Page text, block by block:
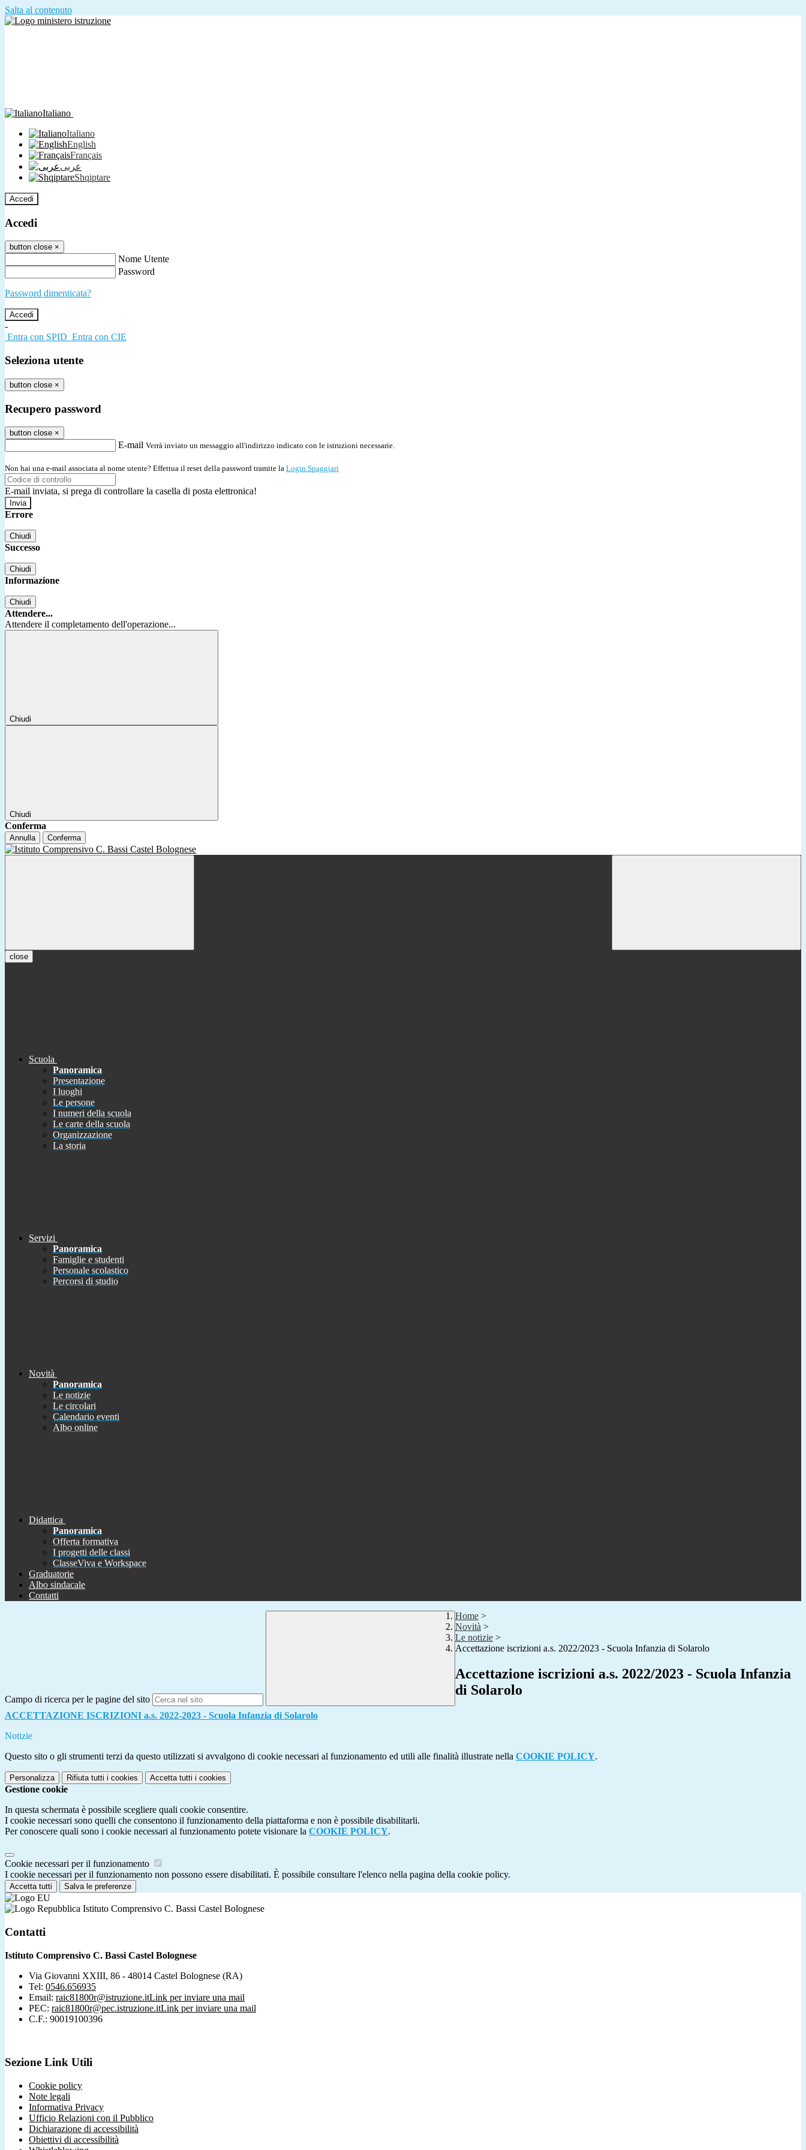
Salta al contenuto
Italiano
Italiano
English
Français
عربى
Shqiptare
Accedi
Accedi
button close ×
Nome Utente
Password
Password dimenticata?
-
Entra con SPID Entra con CIE
Seleziona utente
button close ×
Recupero password
button close ×
E-mail Verrà inviato un messaggio all'indirizzo indicato con le istruzioni necessarie.
Non hai una e-mail associata al nome utente? Effettua il reset della password tramite la Login Spaggiari
E-mail inviata, si prega di controllare la casella di posta elettronica!
Errore
Chiudi
Successo
Chiudi
Informazione
Chiudi
Attendere...
Attendere il completamento dell'operazione...
Chiudi
Chiudi
Conferma
Annulla Conferma
close
Scuola
Panoramica
Presentazione
I luoghi
Le persone
I numeri della scuola
Le carte della scuola
Organizzazione
La storia
Servizi
Panoramica
Famiglie e studenti
Personale scolastico
Percorsi di studio
Novità
Panoramica
Le notizie
Le circolari
Calendario eventi
Albo online
Didattica
Panoramica
Offerta formativa
I progetti delle classi
ClasseViva e Workspace
Graduatorie
Albo sindacale
Contatti
Campo di ricerca per le pagine del sito
Home >
Novità >
Le notizie >
Accettazione iscrizioni a.s. 2022/2023 - Scuola Infanzia di Solarolo
Accettazione iscrizioni a.s. 2022/2023 - Scuola Infanzia
di Solarolo
ACCETTAZIONE ISCRIZIONI a.s. 2022-2023 - Scuola Infanzia di Solarolo
Notizie
Questo sito o gli strumenti terzi da questo utilizzati si avvalgono di cookie necessari al funzionamento ed utili alle finalità illustrate nella COOKIE POLICY.
Personalizza Rifiuta tutti i cookies Accetta tutti i cookies
Gestione cookie
In questa schermata è possibile scegliere quali cookie consentire.
I cookie necessari sono quelli che consentono il funzionamento della piattaforma e non è possibile disabilitarli.
Per conoscere quali sono i cookie necessari al funzionamento potete visionare la COOKIE POLICY.
Cookie necessari per il funzionamento
I cookie necessari per il funzionamento non possono essere disabilitati. È possibile consultare l'elenco nella pagina della cookie policy.
Accetta tutti Salva le preferenze
Istituto Comprensivo C. Bassi Castel Bolognese
Contatti
Istituto Comprensivo C. Bassi Castel Bolognese
Via Giovanni XXIII, 86 - 48014 Castel Bolognese (RA)
Tel: 0546.656935
Email: raic81800r@istruzione.itLink per inviare una mail
PEC: raic81800r@pec.istruzione.itLink per inviare una mail
C.F.: 90019100396
Sezione Link Utili
Cookie policy
Note legali
Informativa Privacy
Ufficio Relazioni con il Pubblico
Dichiarazione di accessibilità
Obiettivi di accessibilità